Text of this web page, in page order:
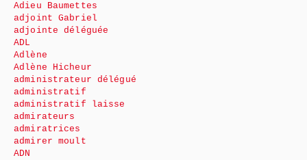
Adieu Baumettes
adjoint Gabriel
adjointe déléguée
ADL
Adlène
Adlène Hicheur
administrateur délégué
administratif
administratif laisse
admirateurs
admiratrices
admirer moult
ADN